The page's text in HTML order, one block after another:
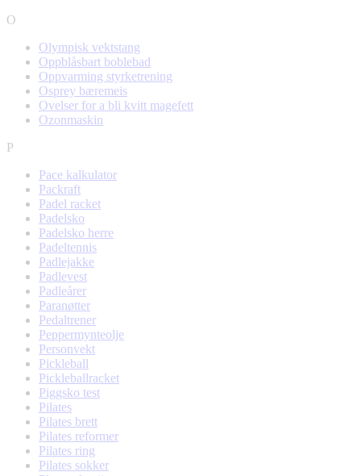
O
Olympisk vektstang
Oppblåsbart boblebad
Oppvarming styrketrening
Osprey bæremeis
Ovelser for a bli kvitt magefett
Ozonmaskin
P
Pace kalkulator
Packraft
Padel racket
Padelsko
Padelsko herre
Padeltennis
Padlejakke
Padlevest
Padleårer
Paranøtter
Pedaltrener
Peppermynteolje
Personvekt
Pickleball
Pickleballracket
Piggsko test
Pilates
Pilates brett
Pilates reformer
Pilates ring
Pilates sokker